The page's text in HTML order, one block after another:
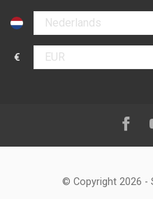
Selecteer taal
€
Selecteer valuta
Volg
© Copyright 2026 -